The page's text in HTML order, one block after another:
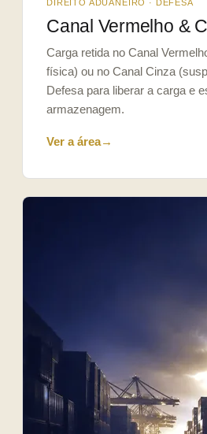
DIREITO ADUANEIRO · DEFESA
Canal Vermelho &
Carga retida no Canal
física) ou no Canal Cinza
Defesa para liberar a carga e
armazenagem.
Ver a área→